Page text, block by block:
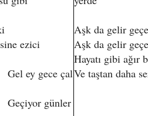
ezici
çal
Aşk da gelir
Aşk da gelir
Hayatı gibi ağır
Ve taştan daha